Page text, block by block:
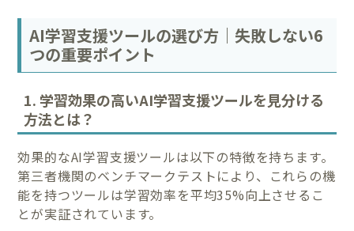
AI学習支援ツールの選び方｜失敗しない6
つの重要ポイント
1. 学習効果の高いAI学習支援ツールを見分ける
方法とは？
効果的なAI学習支援ツールは以下の特徴を持ちます。
第三者機関のベンチマークテストにより、これらの機
能を持つツールは学習効率を平均35%向上させるこ
とが実証されています。